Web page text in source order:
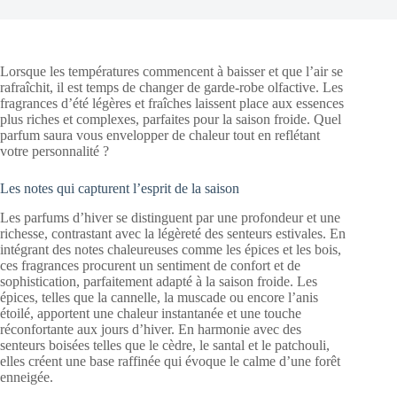
Lorsque les températures commencent à baisser et que l’air se
rafraîchit, il est temps de changer de garde-robe olfactive. Les
fragrances d’été légères et fraîches laissent place aux essences
plus riches et complexes, parfaites pour la saison froide. Quel
parfum saura vous envelopper de chaleur tout en reflétant
votre personnalité ?
Les notes qui capturent l’esprit de la saison
Les parfums d’hiver se distinguent par une profondeur et une
richesse, contrastant avec la légèreté des senteurs estivales. En
intégrant des notes chaleureuses comme les épices et les bois,
ces fragrances procurent un sentiment de confort et de
sophistication, parfaitement adapté à la saison froide. Les
épices, telles que la cannelle, la muscade ou encore l’anis
étoilé, apportent une chaleur instantanée et une touche
réconfortante aux jours d’hiver. En harmonie avec des
senteurs boisées telles que le cèdre, le santal et le patchouli,
elles créent une base raffinée qui évoque le calme d’une forêt
enneigée.